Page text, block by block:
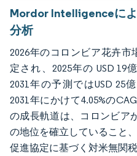
Mordor Intelligenceに
分析
2026年のコロンビア花卉市
定され、2025年の USD 19
2031年の予測ではUSD 25
2031年にかけて4.05%の
の成長軌道は、コロンビア
の地位を確立していること
促進協定に基づく対米無関